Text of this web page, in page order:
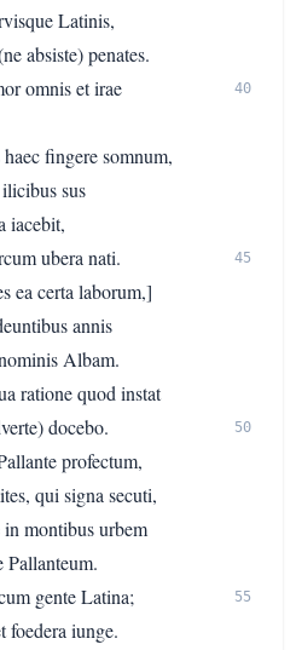
Latinis,
absiste) penates.
omnis et irae
40
fingere somnum,
sus
iacebit,
ubera nati.
45
ea certa laborum,]
annis
Albam.
ratione quod instat
docebo.
50
profectum,
qui signa secuti,
in montibus urbem
Pallanteum.
gente Latina;
55
foedera iunge.